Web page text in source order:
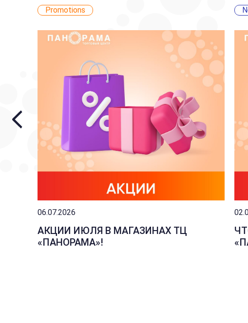
Promotions
06.07.2026
АКЦИИ ИЮЛЯ В МАГАЗИНАХ ТЦ
«ПАНОРАМА»!